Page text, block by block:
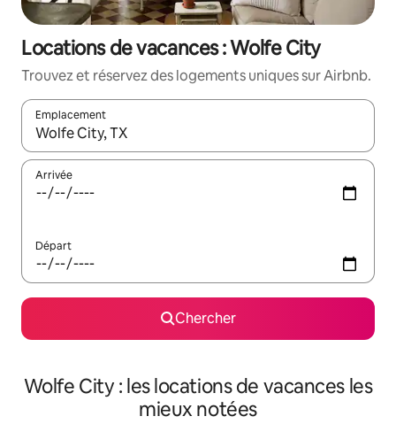
Locations de vacances : Wolfe City
Trouvez et réservez des logements uniques sur Airbnb.
Emplacement
Quand les résultats sont affichés, parcourez-les en utilisant
Arrivée
Départ
Chercher
Wolfe City : les locations de vacances les
mieux notées